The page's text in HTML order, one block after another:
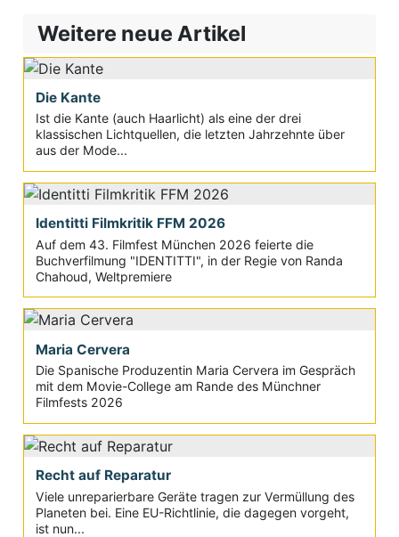
Weitere neue Artikel
Die Kante
Ist die Kante (auch Haarlicht) als eine der drei
klassischen Lichtquellen, die letzten Jahrzehnte über
aus der Mode...
Identitti Filmkritik FFM 2026
Auf dem 43. Filmfest München 2026 feierte die
Buchverfilmung "IDENTITTI", in der Regie von Randa
Chahoud, Weltpremiere
Maria Cervera
Die Spanische Produzentin Maria Cervera im Gespräch
mit dem Movie-College am Rande des Münchner
Filmfests 2026
Recht auf Reparatur
Viele unreparierbare Geräte tragen zur Vermüllung des
Planeten bei. Eine EU-Richtlinie, die dagegen vorgeht,
ist nun...